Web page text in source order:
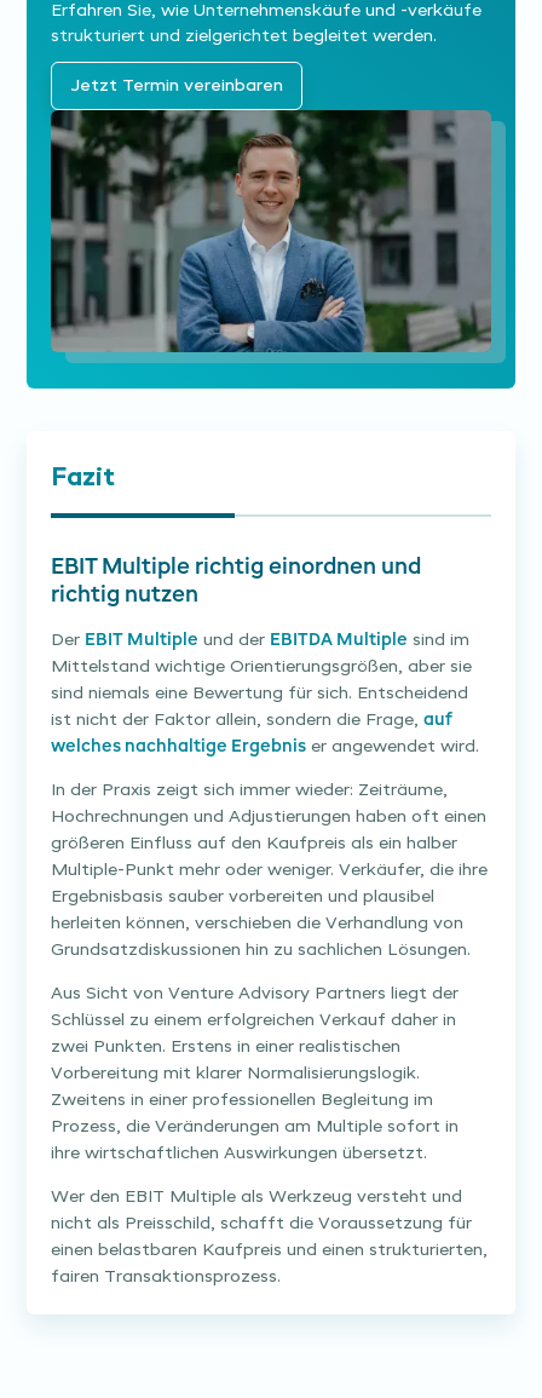
Erfahren Sie, wie Unternehmens­käufe und -verkäufe
strukturiert und zielgerichtet begleitet werden.
Jetzt Termin vereinbaren
Fazit
EBIT Multiple richtig einordnen und
richtig nutzen
Der EBIT Multiple und der EBITDA Multiple sind im
Mittelstand wichtige Orientierungsgrößen, aber sie
sind niemals eine Bewertung für sich. Entscheidend
ist nicht der Faktor allein, sondern die Frage,auf
welches nachhaltige Ergebnis er angewendet wird.
In der Praxis zeigt sich immer wieder: Zeiträume,
Hochrechnungen und Adjustierungen haben oft einen
größeren Einfluss auf den Kaufpreis als ein halber
Multiple-Punkt mehr oder weniger. Verkäufer, die ihre
Ergebnisbasis sauber vorbereiten und plausibel
herleiten können, verschieben die Verhandlung von
Grundsatzdiskussionen hin zu sachlichen Lösungen.
Aus Sicht von Venture Advisory Partners liegt der
Schlüssel zu einem erfolgreichen Verkauf daher in
zwei Punkten. Erstens in einer realistischen
Vorbereitung mit klarer Normalisierungslogik.
Zweitens in einer professionellen Begleitung im
Prozess, die Veränderungen am Multiple sofort in
ihre wirtschaftlichen Auswirkungen übersetzt.
Wer den EBIT Multiple als Werkzeug versteht und
nicht als Preisschild, schafft die Voraussetzung für
einen belastbaren Kaufpreis und einen strukturierten,
fairen Transaktionsprozess.